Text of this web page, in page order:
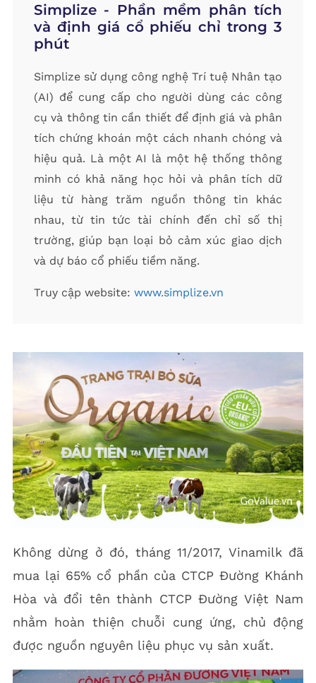
Simplize - Phần mềm phân tích
và định giá cổ phiếu chỉ trong 3
phút
Simplize sử dụng công nghệ Trí tuệ Nhân tạo
(AI) để cung cấp cho người dùng các công
cụ và thông tin cần thiết để định giá và phân
tích chứng khoán một cách nhanh chóng và
hiệu quả. Là một AI là một hệ thống thông
minh có khả năng học hỏi và phân tích dữ
liệu từ hàng trăm nguồn thông tin khác
nhau, từ tin tức tài chính đến chỉ số thị
trường, giúp bạn loại bỏ cảm xúc giao dịch
và dự báo cổ phiếu tiềm năng.
Truy cập website: www.simplize.vn
Không dừng ở đó, tháng 11/2017, Vinamilk đã
mua lại 65% cổ phần của CTCP Đường Khánh
Hòa và đổi tên thành CTCP Đường Việt Nam
nhằm hoàn thiện chuỗi cung ứng, chủ động
được nguồn nguyên liệu phục vụ sản xuất.